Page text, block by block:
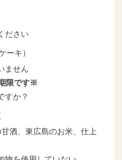
ださい
ーキ）
ません
限です※
すか？
酒、東広島のお米、仕上